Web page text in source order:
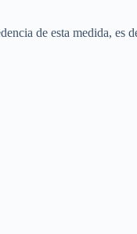
de esta medida,